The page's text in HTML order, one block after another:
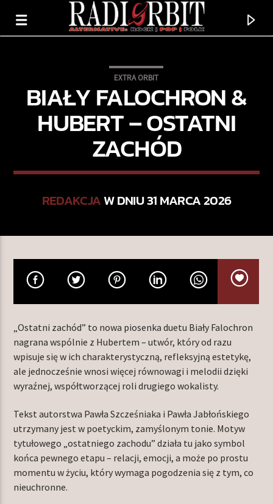
EAGLES
TERAZ W RAMÓWCE
NIGHT ORBIT
06:00
NASTĘPNIE W RAMÓWCE
LIGHT ORBIT
06:00 12:00
EXTRA ORBIT
BIAŁY FALOCHRON &
HUBERT – OSTATNI
ZACHÓD
REDAKCJAW DNIU 31 MARCA 2026
„Ostatni zachód” to nowa piosenka duetu Biały Falochron
nagrana wspólnie z Hubertem – utwór, który od razu
wpisuje się w ich charakterystyczną, refleksyjną estetykę,
ale jednocześnie wnosi więcej równowagi i melodii dzięki
wyraźnej, współtworzącej roli drugiego wokalisty.
Tekst autorstwa Pawła Szcześniaka i Pawła Jabłońskiego
utrzymany jest w poetyckim, zamyślonym tonie. Motyw
tytułowego „ostatniego zachodu” działa tu jako symbol
końca pewnego etapu – relacji, emocji, a może po prostu
momentu w życiu, który wymaga pogodzenia się z tym, co
nieuchronne.